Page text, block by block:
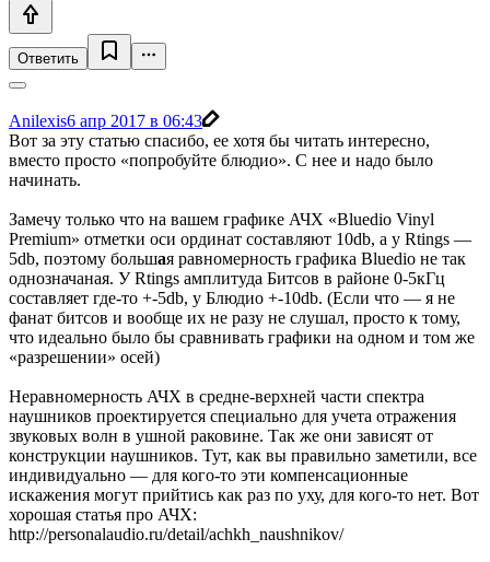
Ответить
Anilexis6 апр 2017 в 06:43
Вот за эту статью спасибо, ее хотя бы читать интересно,
вместо просто «попробуйте блюдио». С нее и надо было
начинать.
Замечу только что на вашем графике АЧХ «Bluedio Vinyl
Premium» отметки оси ординат составляют 10db, а у Rtings —
5db, поэтому большая равномерность графика Bluedio не так
однозначаная. У Rtings амплитуда Битсов в районе 0-5кГц
составляет где-то +-5db, у Блюдио +-10db. (Если что — я не
фанат битсов и вообще их не разу не слушал, просто к тому,
что идеально было бы сравнивать графики на одном и том же
«разрешении» осей)
Неравномерность АЧХ в средне-верхней части спектра
наушников проектируется специально для учета отражения
звуковых волн в ушной раковине. Так же они зависят от
конструкции наушников. Тут, как вы правильно заметили, все
индивидуально — для кого-то эти компенсационные
искажения могут прийтись как раз по уху, для кого-то нет. Вот
хорошая статья про АЧХ:
http://personalaudio.ru/detail/achkh_naushnikov/